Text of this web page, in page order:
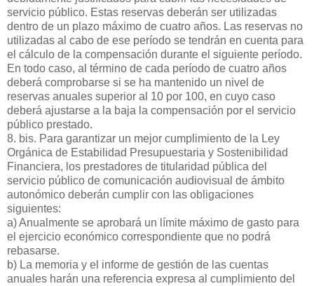
servicio público. Estas reservas deberán ser utilizadas
dentro de un plazo máximo de cuatro años. Las reservas no
utilizadas al cabo de ese período se tendrán en cuenta para
el cálculo de la compensación durante el siguiente período.
En todo caso, al término de cada período de cuatro años
deberá comprobarse si se ha mantenido un nivel de
reservas anuales superior al 10 por 100, en cuyo caso
deberá ajustarse a la baja la compensación por el servicio
público prestado.
8. bis. Para garantizar un mejor cumplimiento de la Ley
Orgánica de Estabilidad Presupuestaria y Sostenibilidad
Financiera, los prestadores de titularidad pública del
servicio público de comunicación audiovisual de ámbito
autonómico deberán cumplir con las obligaciones
siguientes:
a) Anualmente se aprobará un límite máximo de gasto para
el ejercicio económico correspondiente que no podrá
rebasarse.
b) La memoria y el informe de gestión de las cuentas
anuales harán una referencia expresa al cumplimiento del